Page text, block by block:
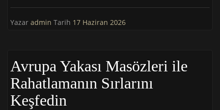
Yazar admin Tarih 17 Haziran 2026
Avrupa Yakası Masözleri ile
Rahatlamanın Sırlarını
Keşfedin